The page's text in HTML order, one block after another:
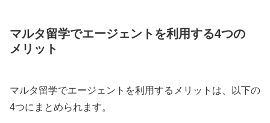
マルタ留学でエージェントを利用する4つの
メリット
マルタ留学でエージェントを利用するメリットは、以下の
4つにまとめられます。